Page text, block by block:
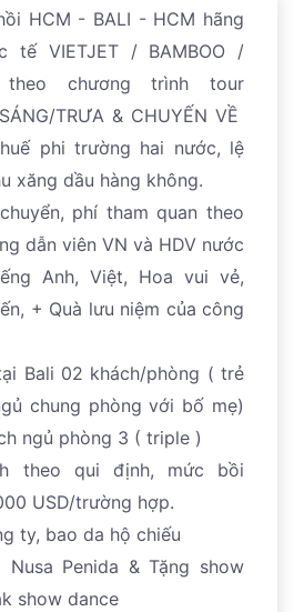
HCM - BALI - HCM hãng
tế VIETJET / BAMBOO /
theo chương trình tour
TRƯA & CHUYẾN VỀ
phi trường hai nước, lệ
xăng dầu hàng không.
phí tham quan theo
dẫn viên VN và HDV nước
Anh, Việt, Hoa vui vẻ,
+ Quà lưu niệm của công
Bali 02 khách/phòng ( trẻ
chung phòng với bố mẹ)
ngủ phòng 3 ( triple )
theo qui định, mức bồi
USD/trường hợp.
ty, bao da hộ chiếu
Penida & Tặng show
show dance